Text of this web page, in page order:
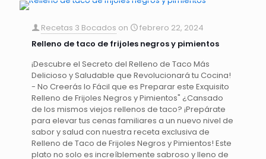
Recetas 3 Bocados on
febrero 22, 2024
Relleno de taco de frijoles negros y pimientos
¡Descubre el Secreto del Relleno de Taco Más
Delicioso y Saludable que Revolucionará tu Cocina!
- No Creerás lo Fácil que es Preparar este Exquisito
Relleno de Frijoles Negros y Pimientos" ¿Cansado
de los mismos viejos rellenos de taco? ¡Prepárate
para elevar tus cenas familiares a un nuevo nivel de
sabor y salud con nuestra receta exclusiva de
Relleno de Taco de Frijoles Negros y Pimientos! Este
plato no solo es increíblemente sabroso y lleno de